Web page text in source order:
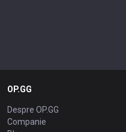
OP.GG
Despre OP.GG
Companie